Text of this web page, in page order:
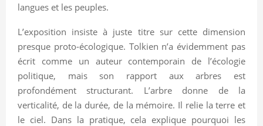
langues et les peuples.
L’exposition insiste à juste titre sur cette dimension
presque proto-écologique. Tolkien n’a évidemment pas
écrit comme un auteur contemporain de l’écologie
politique, mais son rapport aux arbres est
profondément structurant. L’arbre donne de la
verticalité, de la durée, de la mémoire. Il relie la terre et
le ciel. Dans la pratique, cela explique pourquoi les